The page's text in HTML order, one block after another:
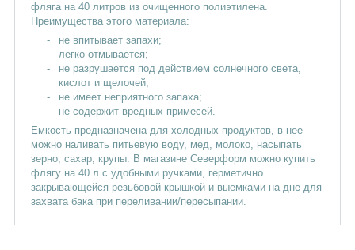
фляга на 40 литров из очищенного полиэтилена.
Преимущества этого материала:
не впитывает запахи;
легко отмывается;
не разрушается под действием солнечного света,
кислот и щелочей;
не имеет неприятного запаха;
не содержит вредных примесей.
Емкость предназначена для холодных продуктов, в нее
можно наливать питьевую воду, мед, молоко, насыпать
зерно, сахар, крупы. В магазине Северформ можно купить
флягу на 40 л с удобными ручками, герметично
закрывающейся резьбовой крышкой и выемками на дне для
захвата бака при переливании/пересыпании.